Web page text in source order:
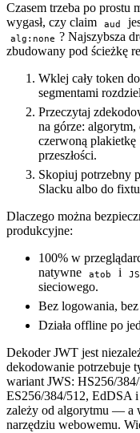
Czasem trzeba po prostu
wygasł, czy claim
aud
alg:none ? Najszybsza
zbudowany pod ścieżkę
Wklej cały token
segmentami
Przeczytaj
na górze:
czerwoną plakietkę
przeszłości.
Skopiuj potrzebny
Slacku albo do
Dlaczego można
produkcyjne:
100% w
natywne
atob i
sieciowego.
Bez logowania, bez
Działa offline po
Dekoder JWT jest
dekodowanie potrzebuje
wariant JWS: HS256/
ES256/384/512, EdDSA i
zależy od algorytmu — a
narzędziu webowemu.